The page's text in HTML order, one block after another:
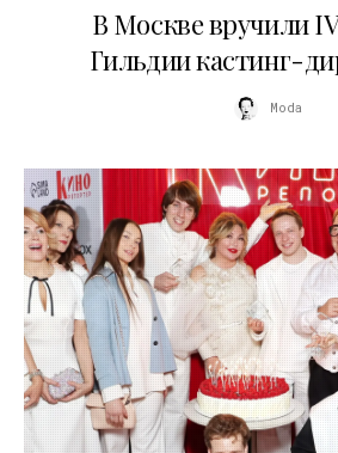
В Москве вручили
Гильдии кастинг-
Moda